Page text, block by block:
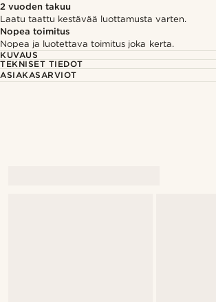
2 vuoden takuu
Laatu taattu kestävää luottamusta varten.
Nopea toimitus
Nopea ja luotettava toimitus joka kerta.
KUVAUS
TEKNISET TIEDOT
ASIAKASARVIOT